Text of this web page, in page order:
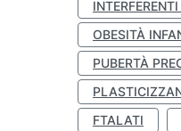
OBESITÀ
PUBERTÀ
FTALATI